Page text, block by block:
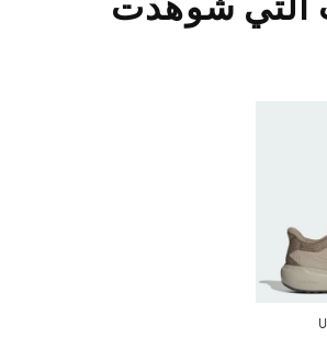
التي شوهدت